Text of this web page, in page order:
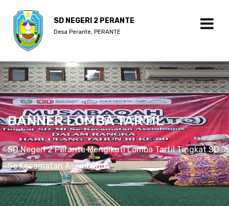
SD NEGERI 2 PERANTE
Desa Perante, PERANTE
BANNER LOMBA TARTIL
SD Negeri 2 Perante Mengikuti Lomba Tartil Tingkat SD
Se Kecamatan Asembagus